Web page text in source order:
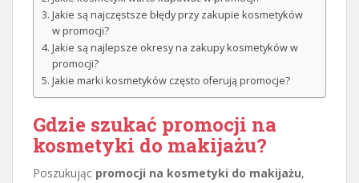
Jakie są najczęstsze błędy przy zakupie kosmetyków
w promocji?
Jakie są najlepsze okresy na zakupy kosmetyków w
promocji?
Jakie marki kosmetyków często oferują promocje?
Gdzie szukać promocji na
kosmetyki do makijażu?
Poszukując promocji na kosmetyki do makijażu,